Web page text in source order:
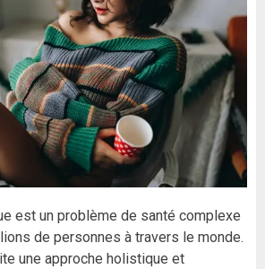
est un problème de santé complexe
de personnes à travers le monde.
une approche holistique et